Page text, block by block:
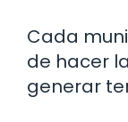
Cada
de hacer
generar